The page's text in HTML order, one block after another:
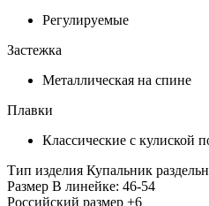
Регулируемые
Застежка
Металлическая на спине
Плавки
Классические с кулиской
Тип изделия Купальник
Размер В линейке: 46-54
Российский размер +6